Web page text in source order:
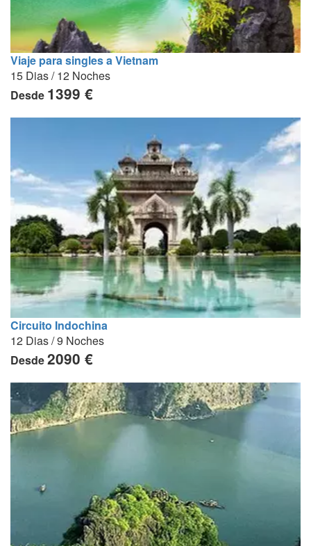
Viaje para singles a Vietnam
15 Dias / 12 Noches
Desde 1399 €
Circuito Indochina
12 Dias / 9 Noches
Desde2090 €